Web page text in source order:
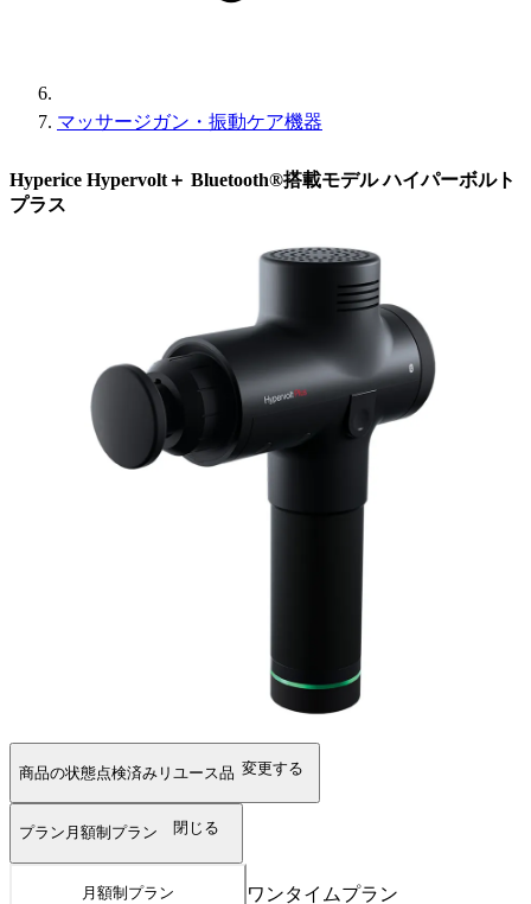
マッサージガン・振動ケア機器
Hyperice Hypervolt＋ Bluetooth®搭載モデル ハイパーボルト
プラス
商品の状態点検済みリユース品 変更する
プラン 月額制プラン 閉じる
月額制プラン ワンタイムプラン